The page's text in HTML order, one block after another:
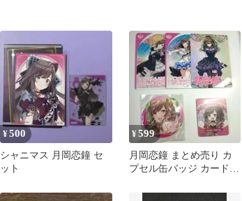
¥500
シャニマス 月岡恋鐘 セ
ット
¥599
月岡恋鐘 まとめ売り カ
プセル缶バッジ カードフ